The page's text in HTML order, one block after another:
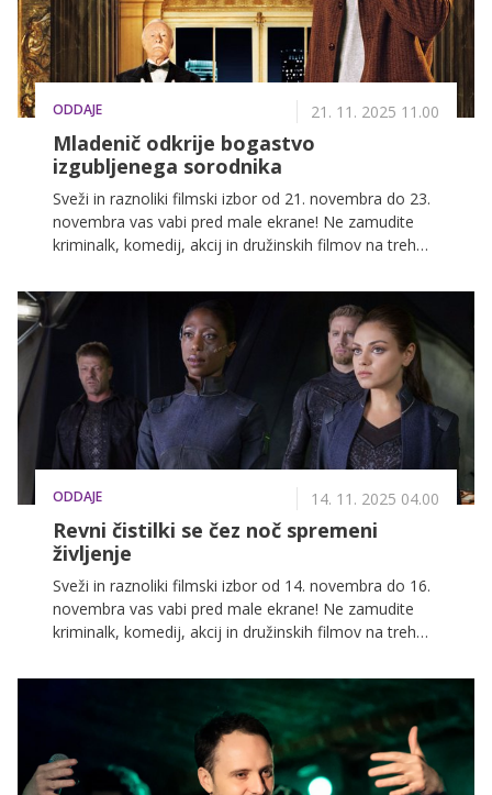
ODDAJE 21. 11. 2025 11.00
Mladenič odkrije bogastvo
izgubljenega sorodnika
Sveži in raznoliki filmski izbor od 21. novembra do 23.
novembra vas vabi pred male ekrane! Ne zamudite
kriminalk, komedij, akcij in družinskih filmov na treh
POP TV, Kanal A in KINO.
ODDAJE 14. 11. 2025 04.00
Revni čistilki se čez noč spremeni
življenje
Sveži in raznoliki filmski izbor od 14. novembra do 16.
novembra vas vabi pred male ekrane! Ne zamudite
kriminalk, komedij, akcij in družinskih filmov na treh
POP TV, Kanal A in KINO.